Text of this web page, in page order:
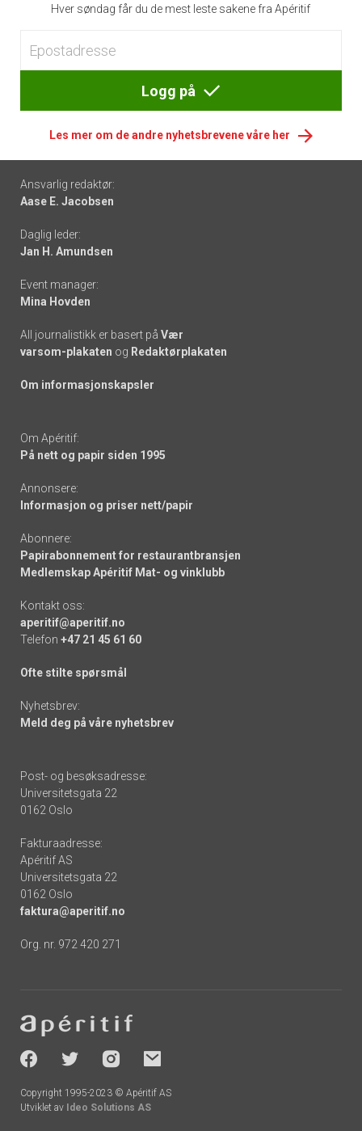
Hver søndag får du de mest leste sakene fra Apéritif
Logg på
Les mer om de andre nyhetsbrevene våre her
Footer
-
links
Ansvarlig redaktør:
Aase E. Jacobsen
Daglig leder:
Jan H. Amundsen
Event manager:
Mina Hovden
All journalistikk er basert på Vær
varsom-plakaten og Redaktørplakaten
Om informasjonskapsler
Om Apéritif:
På nett og papir siden 1995
Annonsere:
Informasjon og priser nett/papir
Abonnere:
Papirabonnement for restaurantbransjen
Medlemskap Apéritif Mat- og vinklubb
Kontakt oss:
aperitif@aperitif.no
Telefon +47 21 45 61 60
Ofte stilte spørsmål
Nyhetsbrev:
Meld deg på våre nyhetsbrev
Post- og besøksadresse:
Universitetsgata 22
0162 Oslo
Fakturaadresse:
Apéritif AS
Universitetsgata 22
0162 Oslo
faktura@aperitif.no
Org. nr. 972 420 271
-
socials
Copyright 1995-2023 © Apéritif AS
Utviklet av Ideo Solutions AS